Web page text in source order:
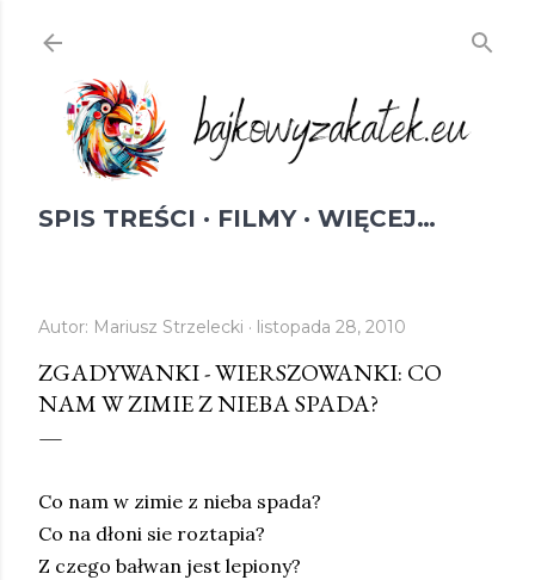
SPIS TREŚCI FILMY WIĘCEJ…
Autor: Mariusz Strzelecki listopada 28, 2010
ZGADYWANKI - WIERSZOWANKI: CO
NAM W ZIMIE Z NIEBA SPADA?
Co nam w zimie z nieba spada?
Co na dłoni sie roztapia?
Z czego bałwan jest lepiony?